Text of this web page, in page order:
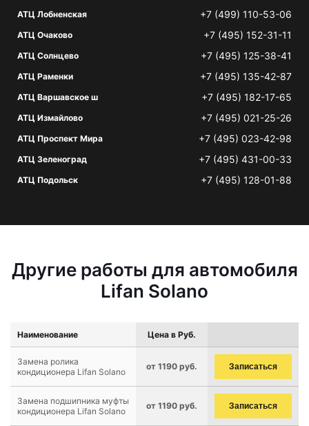
АТЦ Лобненская +7 (499) 110-53-06
АТЦ Очаково +7 (495) 152-31-11
АТЦ Солнцево +7 (495) 125-38-41
АТЦ Раменки +7 (495) 135-42-87
АТЦ Варшавское ш +7 (495) 182-17-65
АТЦ Измайлово +7 (495) 021-25-26
АТЦ Проспект Мира +7 (495) 023-42-98
АТЦ Зеленоград +7 (495) 431-00-33
АТЦ Подольск +7 (495) 128-01-88
Другие работы для автомобиля
Lifan Solano
Наименование Цена в Руб.
Замена ролика
кондиционера Lifan Solano
от 1190 руб. Записаться
Замена подшипника муфты
кондиционера Lifan Solano
от 1190 руб. Записаться